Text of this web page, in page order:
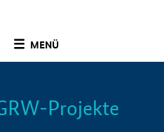
MENÜ
Info
Projekte